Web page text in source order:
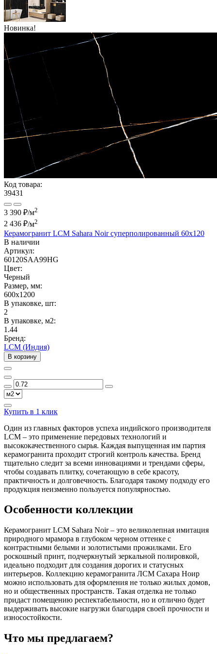
Новинка!
Код товара:
39431
3 390 ₽/м2
2 436 ₽/м2
Керамогранит LCM Sahara Noir суперполированный 60x120
В наличии
Артикул:
60120SAA99HG
Цвет:
Черный
Размер, мм:
600x1200
В упаковке, шт:
2
В упаковке, м2:
1.44
Бренд:
LCM (Индия)
В корзину
Купить в 1 клик
Один из главных факторов успеха индийского производителя
LCM – это применение передовых технологий и
высококачественного сырья. Каждая выпущенная им партия
керамогранита проходит строгий контроль качества. Бренд
тщательно следит за всеми инновациями и трендами сферы,
чтобы создавать плитку, сочетающую в себе красоту,
практичность и долговечность. Благодаря такому подходу его
продукция неизменно пользуется популярностью.
Особенности коллекции
Керамогранит LCM Sahara Noir – это великолепная имитация
природного мрамора в глубоком черном оттенке с
контрастными белыми и золотистыми прожилками. Его
роскошный принт, подчеркнутый зеркальной полировкой,
идеально подходит для создания дорогих и статусных
интерьеров. Коллекцию керамогранита ЛСМ Сахара Ноир
можно использовать для оформления не только жилых домов,
но и общественных пространств. Такая отделка не только
придаст помещению респектабельности, но и отлично будет
выдерживать высокие нагрузки благодаря своей прочности и
износостойкости.
Что мы предлагаем?